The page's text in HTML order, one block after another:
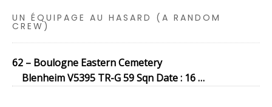
UN ÉQUIPAGE AU HASARD (A RANDOM
CREW)
62 – Boulogne Eastern Cemetery
Blenheim V5395 TR-G 59 Sqn Date : 16 …